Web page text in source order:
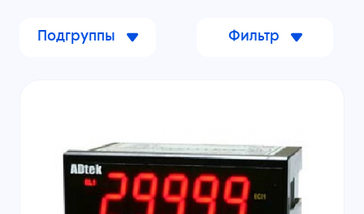
Подгруппы Фильтр